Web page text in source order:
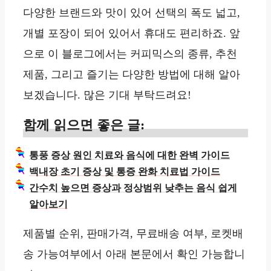
다양한 브랜드와 맛이 있어 선택의 폭도 넓고,
개별 포장이 되어 있어서 휴대도 편리하죠. 앞
으로 이 블로그에서는 커피믹스의 종류, 추천
제품, 그리고 즐기는 다양한 방법에 대해 알아
보겠습니다. 많은 기대 부탁드려요!
함께 읽으면 좋은 글:
통풍 증상 원인 치료와 음식에 대한 완벽 가이드
백내장 초기 증상 및 통증 완화 치료법 가이드
간수치 높으면 증상과 정상범위 낮추는 음식 쉽게
알아보기
제품별 순위, 판매가격, 무료배송 여부, 로켓배
송 가능여부에서 아래 본문에서 확인 가능합니